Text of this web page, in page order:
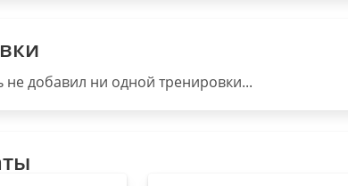
не добавил ни одной тренировки...